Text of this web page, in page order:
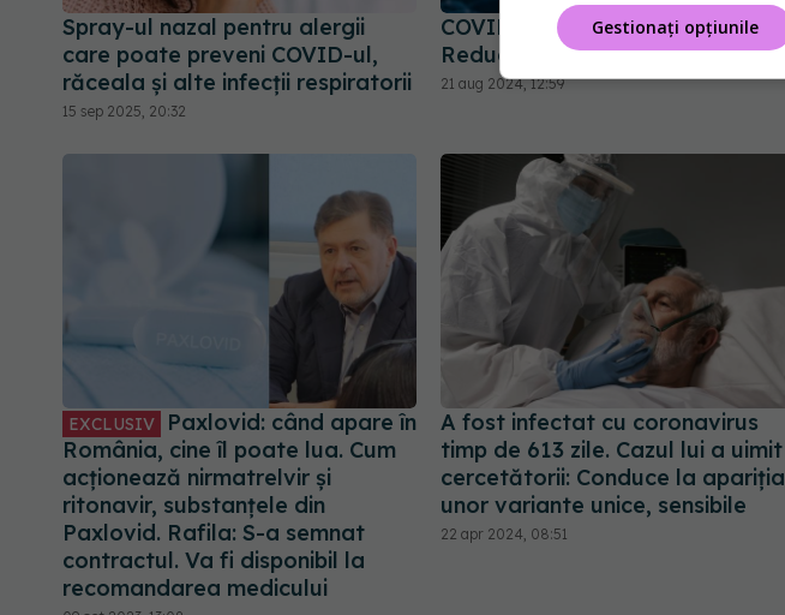
Spray-ul nazal pentru alergii
care poate preveni COVID-ul,
răceala și alte infecții respiratorii
15 sep 2025, 20:32
COVID, impact asupra creierului.
Reduce nivelul de cortizol
21 aug 2024, 12:59
EXCLUSIV
Paxlovid: când apare în
România, cine îl poate lua. Cum
acționează nirmatrelvir și
ritonavir, substanțele din
Paxlovid. Rafila: S-a semnat
contractul. Va fi disponibil la
recomandarea medicului
A fost infectat cu coronavirus
timp de 613 zile. Cazul lui a uimit
cercetătorii: Conduce la apariția
unor variante unice, sensibile
22 apr 2024, 08:51
Gestionați opțiunile